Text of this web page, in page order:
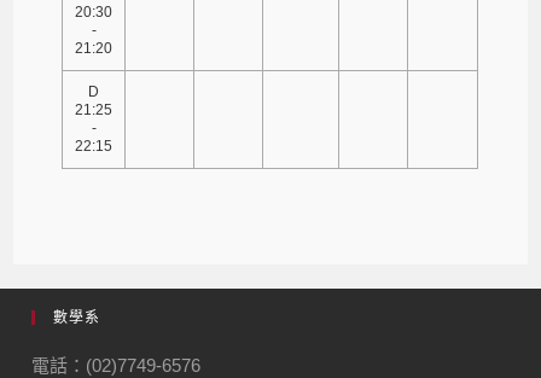
20:30
-
21:20
D
21:25
-
22:15
數學系
電話：(02)7749-6576